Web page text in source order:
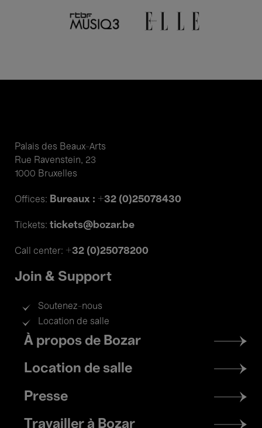
Palais des Beaux-Arts
Rue Ravenstein, 23
1000 Bruxelles
Offices: Bureaux : +32 (0)25078430
Tickets: tickets@bozar.be
Call center: +32 (0)25078200
Join & Support
Soutenez-nous
Location de salle
Footer
menu
À propos de Bozar
Location de salle
Presse
Travailler à Bozar